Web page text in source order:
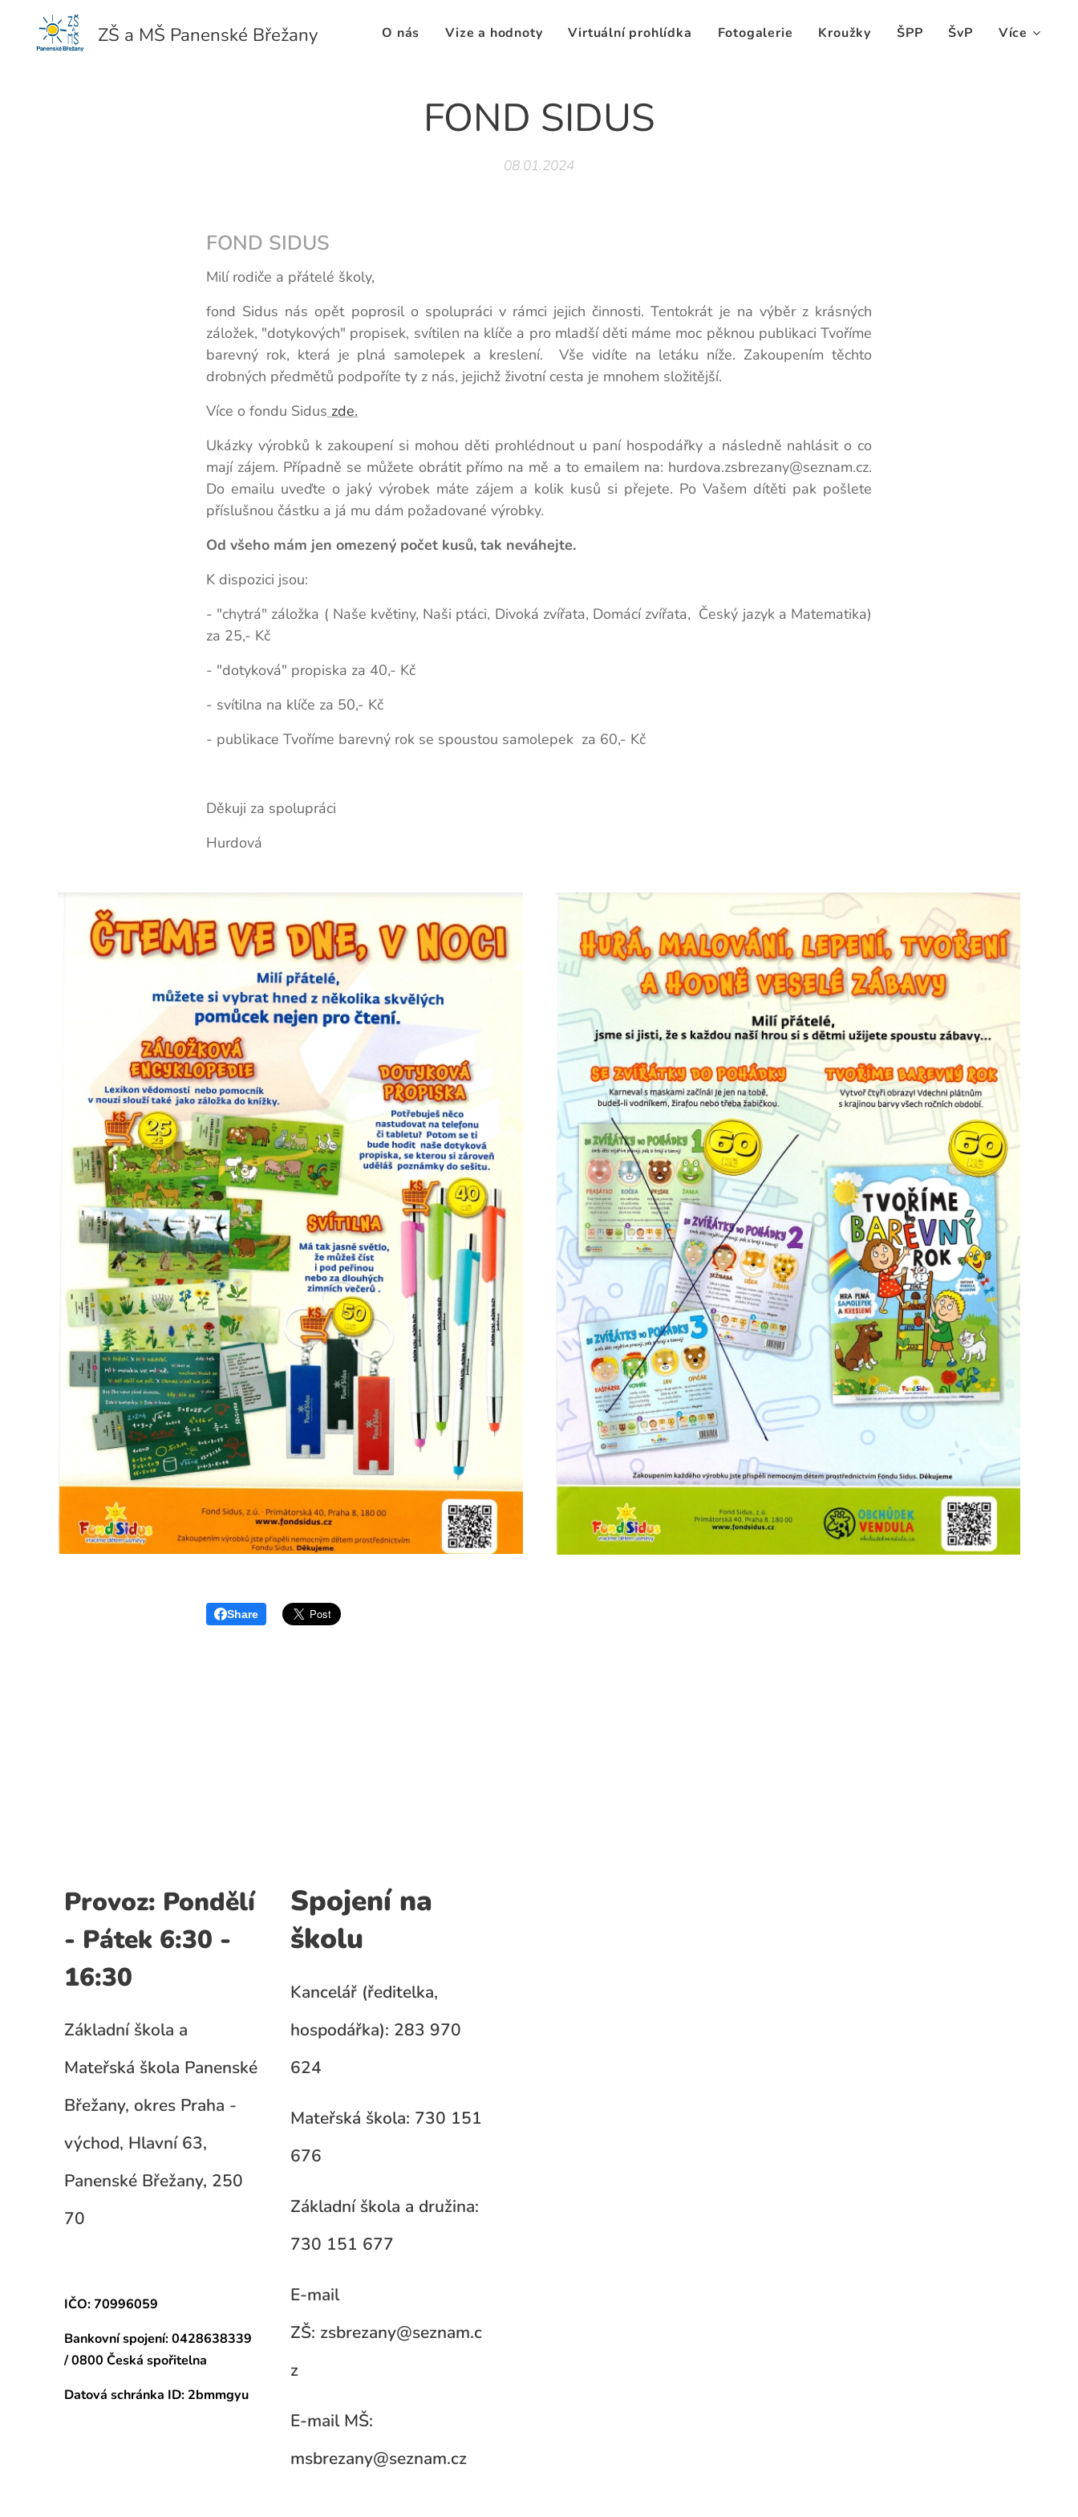
ZŠ a MŠ Panenské Břežany O nás Vize a hodnoty Virtuální prohlídka Fotogalerie Kroužky ŠPP ŠvP Více
FOND SIDUS
08.01.2024
FOND SIDUS
Milí rodiče a přátelé školy,
fond Sidus nás opět poprosil o spolupráci v rámci jejich činnosti. Tentokrát je na výběr z krásných
záložek, "dotykových" propisek, svítilen na klíče a pro mladší děti máme moc pěknou publikaci Tvoříme
barevný rok, která je plná samolepek a kreslení. Vše vidíte na letáku níže. Zakoupením těchto
drobných předmětů podpoříte ty z nás, jejichž životní cesta je mnohem složitější.
Více o fondu Sidus zde.
Ukázky výrobků k zakoupení si mohou děti prohlédnout u paní hospodářky a následně nahlásit o co
mají zájem. Případně se můžete obrátit přímo na mě a to emailem na: hurdova.zsbrezany@seznam.cz.
Do emailu uveďte o jaký výrobek máte zájem a kolik kusů si přejete. Po Vašem dítěti pak pošlete
příslušnou částku a já mu dám požadované výrobky.
Od všeho mám jen omezený počet kusů, tak neváhejte.
K dispozici jsou:
- "chytrá" záložka ( Naše květiny, Naši ptáci, Divoká zvířata, Domácí zvířata, Český jazyk a Matematika)
za 25,- Kč
- "dotyková" propiska za 40,- Kč
- svítilna na klíče za 50,- Kč
- publikace Tvoříme barevný rok se spoustou samolepek za 60,- Kč
Děkuji za spolupráci
Hurdová
Share
Provoz: Pondělí
- Pátek 6:30 -
16:30
Základní škola a
Mateřská škola Panenské
Břežany, okres Praha -
východ, Hlavní 63,
Panenské Břežany, 250
70
IČO: 70996059
Bankovní spojení:0428638339
/ 0800 Česká spořitelna
Datová schránka ID: 2bmmgyu
Spojení na
školu
Kancelář (ředitelka,
hospodářka): 283 970
624
Mateřská škola: 730 151
676
Základní škola a družina:
730 151 677
E-mail
ZŠ: zsbrezany@seznam.c
z
E-mail MŠ:
msbrezany@seznam.cz